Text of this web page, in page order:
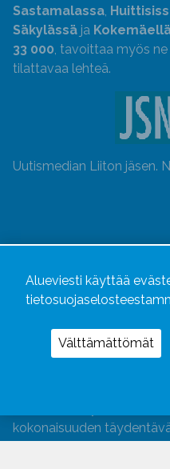
Sastamalassa,
Säkylässä ja
33 000, tavoittaa myös
tilattavaa lehteä.
Uutismedian Liiton jäsen.
kokonaisuuden
Alueviesti käyttää
Välttämättömät